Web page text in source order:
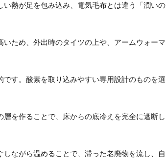
熱が足を包み込み、電気毛布とは違う「潤いの
ため、外出時のタイツの上や、アームウォーマ
す。酸素を取り込みやすい専用設計のものを選
を作ることで、床からの底冷えを完全に遮断し
ながら温めることで、滞った老廃物を流し、自